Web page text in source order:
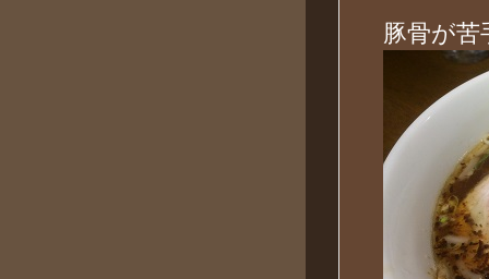
豚骨が苦